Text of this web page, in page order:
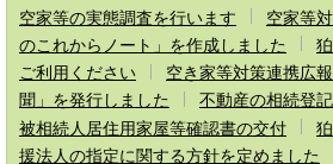
空家等の実態調査を行います 空家等
のこれからノート」を作成しました
ご利用ください
空き家等対策連携広
聞」を発行しました
不動産の相続登
被相続人居住用家屋等確認書の交付
援法人の指定に関する方針を定めました